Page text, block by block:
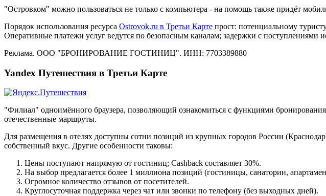
"Островком" можно пользоваться не только с компьютера - на помощь также придёт
Порядок использования ресурса Ostrovok.ru в Третьи Карте прост: потенциальному
Оперативные платежи услуг ведутся по безопасным каналам; задержки с поступлениями
Реклама. ООО "БРОНИРОВАНИЕ ГОСТИНИЦ". ИНН: 7703389880
Yandex Путешествия в Третьи Карте
"Филиал" одноимённого браузера, позволяющий ознакомиться с функциями
отечественные маршруты.
Для размещения в отелях доступны сотни позиций из крупных городов России
собственный вкус. Другие особенности таковы:
Цены поступают напрямую от гостиниц; Cashback составляет 30%.
На выбор предлагается более 1 миллиона позиций (гостиницы, санатории,
Огромное количество отзывов от посетителей.
Круглосуточная поддержка через чат или звонки по телефону (без выходных дней).